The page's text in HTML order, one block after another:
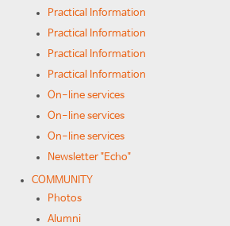
Practical Information
Practical Information
Practical Information
Practical Information
On-line services
On-line services
On-line services
Newsletter "Echo"
COMMUNITY
Photos
Alumni